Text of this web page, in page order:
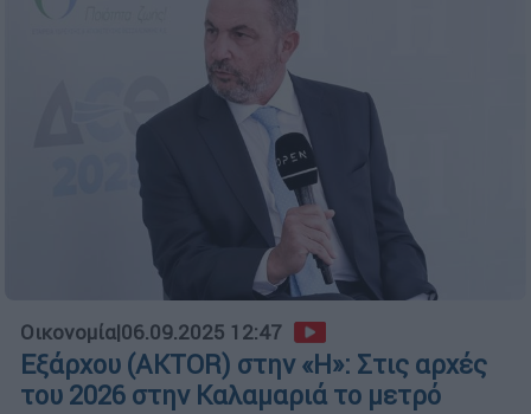
Οικονομία|06.09.2025 12:47
Εξάρχου (AKTOR) στην «Η»: Στις αρχές
του 2026 στην Καλαμαριά το μετρό